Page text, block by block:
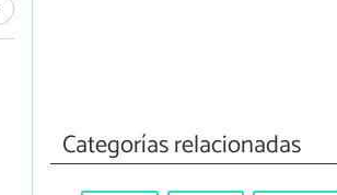
Categorías relacionadas